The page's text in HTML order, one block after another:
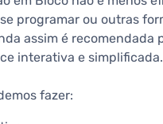
programar ou outras
assim é recomendada
interativa e simplificada.
fazer: